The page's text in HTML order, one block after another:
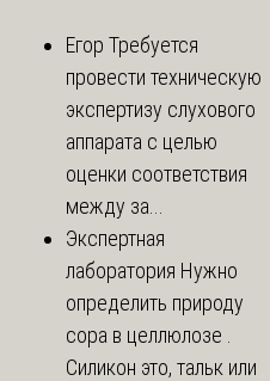
Егор Требуется
провести техническую
экспертизу слухового
аппарата с целью
оценки соответствия
между за...
Экспертная
лаборатория Нужно
определить природу
сора в целлюлозе .
Силикон это, тальк или